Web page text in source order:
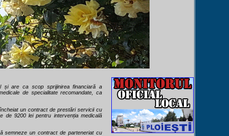
și are ca scop sprijinirea financiară a
de specialitate recomandate, ca
un contract de prestări servicii cu
de 9200 lei pentru intervenția medicală
semneze un contract de parteneriat cu